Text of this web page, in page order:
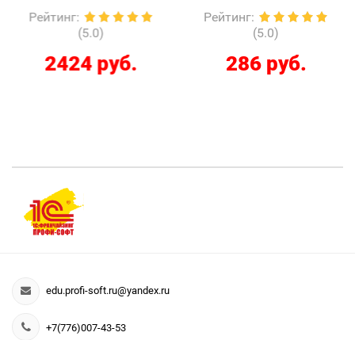
Рейтинг:
(5.0)
2424 руб.
Рейтинг:
(5.0)
286 руб.
edu.profi-soft.ru@yandex.ru
+7(776)007-43-53